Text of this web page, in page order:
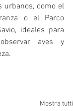
urbanos, como el
o el Parco
ideales para
aves y
Mostra tutti